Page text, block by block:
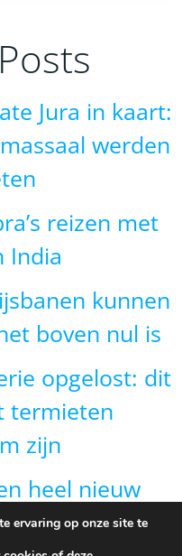
Jura in kaart:
werden
reizen met
India
kunnen
boven nul is
opgelost: dit
termieten
zijn
heel nieuw
van vorm te
ervaring op onze site te